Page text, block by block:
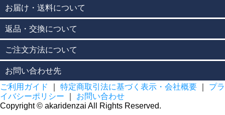
お届け・送料について
返品・交換について
ご注文方法について
お問い合わせ先
ご利用ガイド
特定商取引法に基づく表示・会社概要
プラ
イバシーポリシー
お問い合わせ
Copyright © akaridenzai All Rights Reserved.